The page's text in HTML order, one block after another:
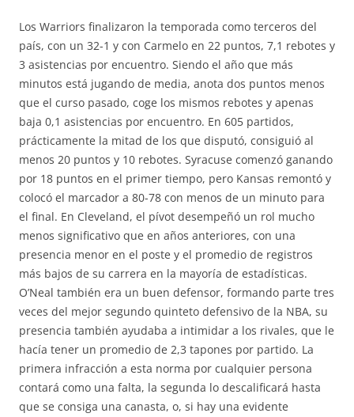
Los Warriors finalizaron la temporada como terceros del
país, con un 32-1 y con Carmelo en 22 puntos, 7,1 rebotes y
3 asistencias por encuentro. Siendo el año que más
minutos está jugando de media, anota dos puntos menos
que el curso pasado, coge los mismos rebotes y apenas
baja 0,1 asistencias por encuentro. En 605 partidos,
prácticamente la mitad de los que disputó, consiguió al
menos 20 puntos y 10 rebotes. Syracuse comenzó ganando
por 18 puntos en el primer tiempo, pero Kansas remontó y
colocó el marcador a 80-78 con menos de un minuto para
el final. En Cleveland, el pívot desempeñó un rol mucho
menos significativo que en años anteriores, con una
presencia menor en el poste y el promedio de registros
más bajos de su carrera en la mayoría de estadísticas.
O’Neal también era un buen defensor, formando parte tres
veces del mejor segundo quinteto defensivo de la NBA, su
presencia también ayudaba a intimidar a los rivales, que le
hacía tener un promedio de 2,3 tapones por partido. La
primera infracción a esta norma por cualquier persona
contará como una falta, la segunda lo descalificará hasta
que se consiga una canasta, o, si hay una evidente